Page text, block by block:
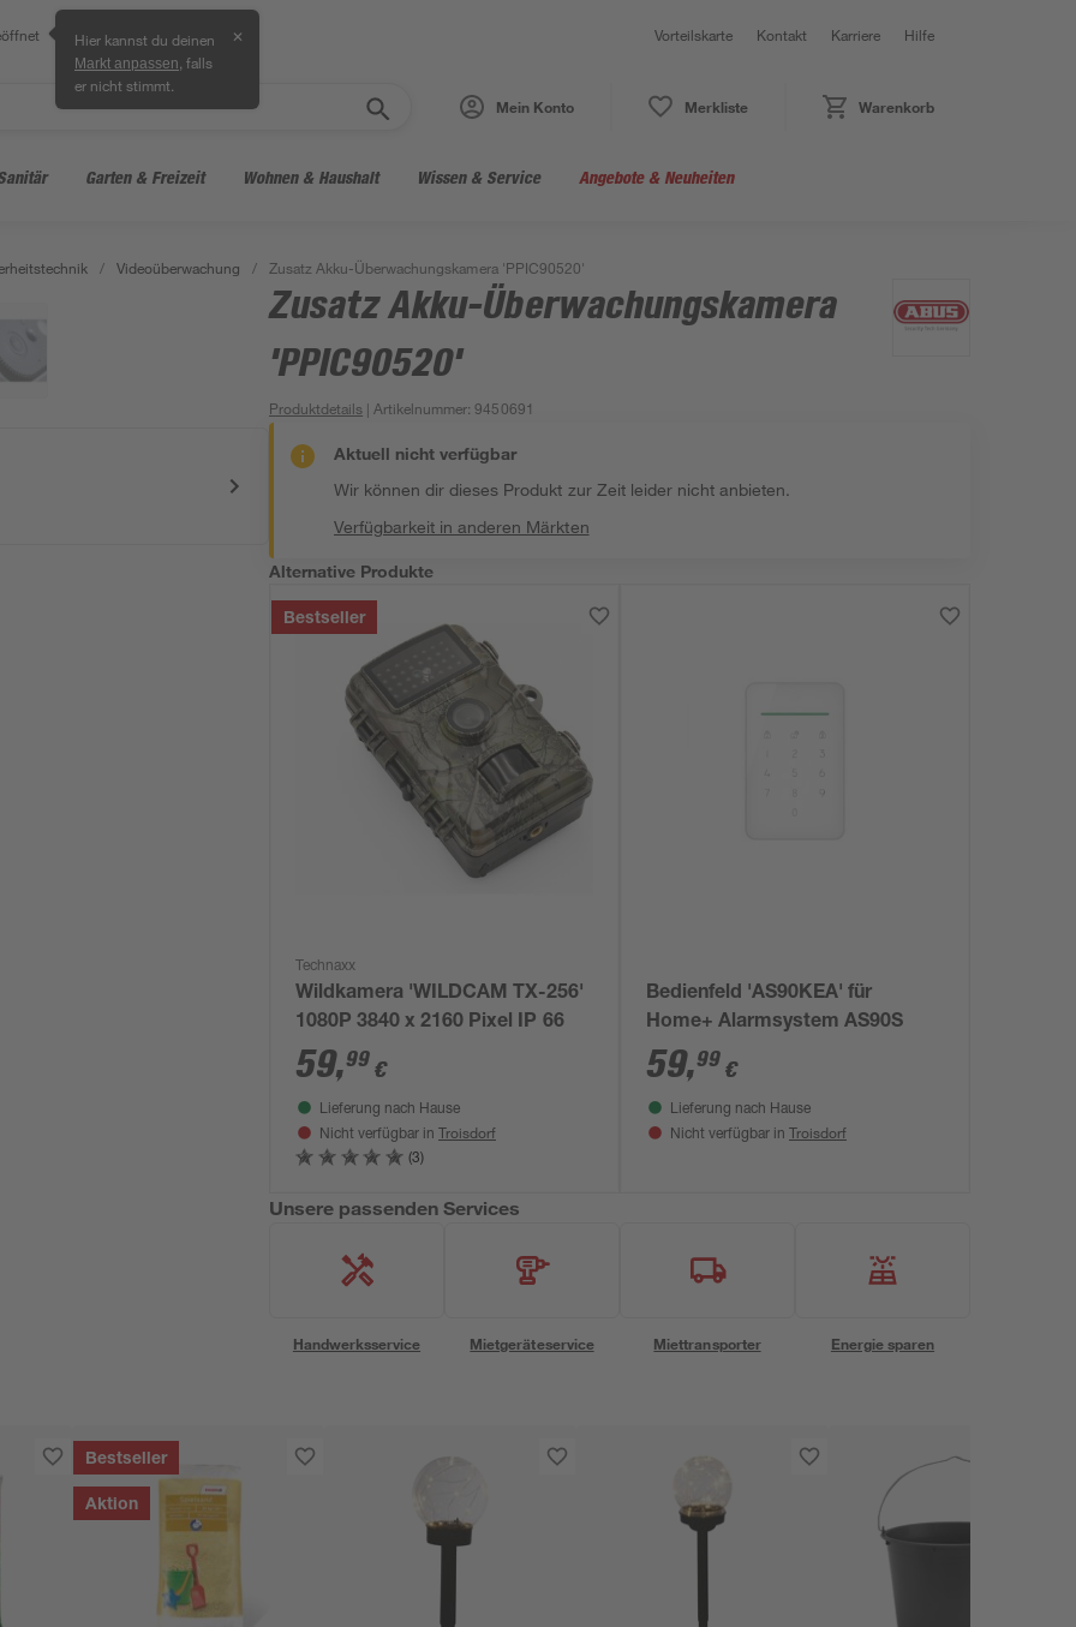
Hier kannst du deinen
Markt anpassen , falls
er nicht stimmt.
✕ Vorteilskarte Kontakt Karriere Hilfe
Mein Konto Merkliste Warenkorb
Garten & Freizeit Wohnen & Haushalt Wissen & Service Angebote & Neuheiten
/ Videoüberwachung / Zusatz Akku-Überwachungskamera 'PPIC90520'
Zusatz Akku-Überwachungskamera
'PPIC90520'
Produktdetails | Artikelnummer:9450691
Aktuell nicht verfügbar
Wir können dir dieses Produkt zur Zeit leider nicht anbieten.
Verfügbarkeit in anderen Märkten
Alternative Produkte
Bestseller
Technaxx
Wildkamera 'WILDCAM TX-256'
1080P 3840 x 2160 Pixel IP 66
59,99 €
Lieferung nach Hause
Nicht verfügbar in Troisdorf
(3)
Bedienfeld 'AS90KEA' für
Home+ Alarmsystem AS90S
59,99 €
Lieferung nach Hause
Nicht verfügbar in Troisdorf
Unsere passenden Services
Handwerksservice Mietgeräteservice Miettransporter Energie sparen
Bestseller
Aktion